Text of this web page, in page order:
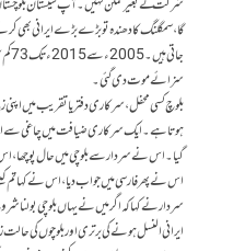
شرکت کے بغیر ممکن نہیں۔ آپ سیستان
گا، سمگلنگ کا دھندہ تو بڑے بڑے ایرانی بھی
سزائے موت دی گئی۔
بلوچ کسی محفل، سرکاری دفتر یا تقریب میں اپنی
ہوتا ہے۔ ایک سرکاری ضیافت میں چاغی سے
گیا۔ اس نے سردار سے بلوچی میں حال پوچھا،
اس نے پھر فارسی میں جواب دیا، اس نے کہا تم
سردار نے کہا کہ اگر میں نے یہاں بلوچی بولنا
ایرانی النسل ہونے کی برتری اور بلوچوں کی